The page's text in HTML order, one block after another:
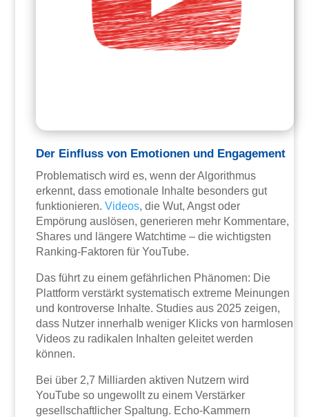
Der Einfluss von Emotionen und Engagement
Problematisch wird es, wenn der Algorithmus
erkennt, dass emotionale Inhalte besonders gut
funktionieren.Videos, die Wut, Angst oder
Empörung auslösen, generieren mehr Kommentare,
Shares und längere Watchtime – die wichtigsten
Ranking-Faktoren für YouTube.
Das führt zu einem gefährlichen Phänomen: Die
Plattform verstärkt systematisch extreme Meinungen
und kontroverse Inhalte. Studies aus 2025 zeigen,
dass Nutzer innerhalb weniger Klicks von harmlosen
Videos zu radikalen Inhalten geleitet werden
können.
Bei über 2,7 Milliarden aktiven Nutzern wird
YouTube so ungewollt zu einem Verstärker
gesellschaftlicher Spaltung. Echo-Kammern